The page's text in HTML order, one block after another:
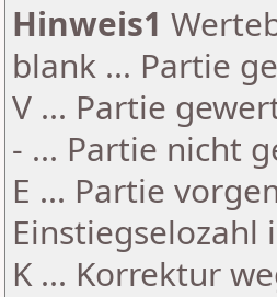
Hinweis1
blank ... Partie
V ... Partie
- ... Partie nicht
E ... Partie
K ... Korrektur